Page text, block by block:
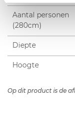
Aantal personen
(280cm)
Diepte
Hoogte
Op dit product is de